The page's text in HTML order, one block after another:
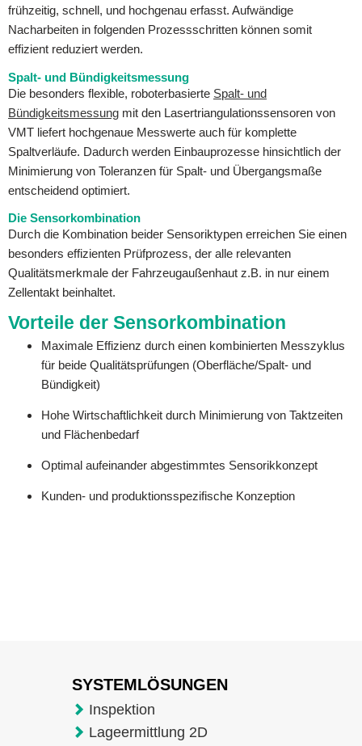
frühzeitig, schnell, und hochgenau erfasst. Aufwändige
Nacharbeiten in folgenden Prozessschritten können somit
effizient reduziert werden.
Spalt- und Bündigkeitsmessung
Die besonders flexible, roboterbasierte Spalt- und
Bündigkeitsmessung mit den Lasertriangulationssensoren von
VMT liefert hochgenaue Messwerte auch für komplette
Spaltverläufe. Dadurch werden Einbauprozesse hinsichtlich der
Minimierung von Toleranzen für Spalt- und Übergangsmaße
entscheidend optimiert.
Die Sensorkombination
Durch die Kombination beider Sensoriktypen erreichen Sie einen
besonders effizienten Prüfprozess, der alle relevanten
Qualitätsmerkmale der Fahrzeugaußenhaut z.B. in nur einem
Zellentakt beinhaltet.
Vorteile der Sensorkombination
Maximale Effizienz durch einen kombinierten Messzyklus
für beide Qualitätsprüfungen (Oberfläche/Spalt- und
Bündigkeit)
Hohe Wirtschaftlichkeit durch Minimierung von Taktzeiten
und Flächenbedarf
Optimal aufeinander abgestimmtes Sensorikkonzept
Kunden- und produktionsspezifische Konzeption
SYSTEMLÖSUNGEN
Inspektion
Lageermittlung 2D